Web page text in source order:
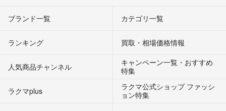
ブランド一覧 カテゴリ一覧
ランキング 買取・相場価格情報
人気商品チャンネル
キャンペーン一覧・おすすめ
特集
ラクマplus
ラクマ公式ショップ ファッシ
ョン特集